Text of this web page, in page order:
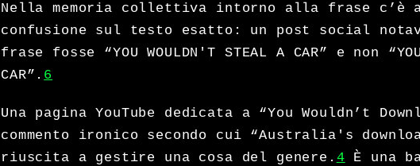
Nella memoria collettiva intorno alla frase c’è
confusione sul testo esatto: un post social
frase fosse “YOU WOULDN'T STEAL A CAR” e non “YOU
CAR”. 6
Una pagina YouTube dedicata a “You Wouldn’t
commento ironico secondo cui “Australia's
riuscita a gestire una cosa del genere. 4 È una